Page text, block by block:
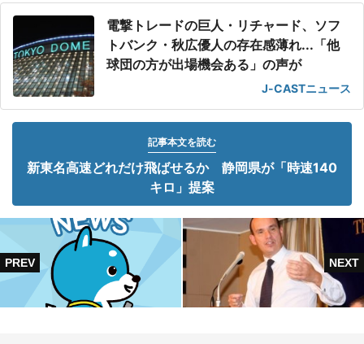
電撃トレードの巨人・リチャード、ソフ
トバンク・秋広優人の存在感薄れ...「他
球団の方が出場機会ある」の声が
J-CASTニュース
記事本文を読む
新東名高速どれだけ飛ばせるか 静岡県が「時速140
キロ」提案